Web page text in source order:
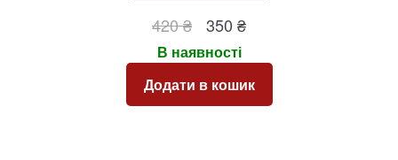
420₴
Оригінальна
ціна:
350₴Поточна
В наявності
Додати в кошик